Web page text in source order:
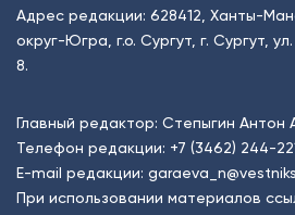
Адрес редакции: 628412, Ханты-
округ-Югра, г.о. Сургут, г. Сургут,
8.
Главный редактор: Степыгин Антон
Телефон редакции: +7 (3462) 244-
E-mail редакции:
При использовании материалов